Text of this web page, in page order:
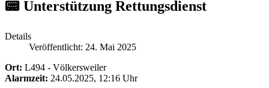
📟 Unterstützung Rettungsdienst
Details
Veröffentlicht: 24. Mai 2025
Ort: L494 - Völkersweiler
Alarmzeit: 24.05.2025, 12:16 Uhr